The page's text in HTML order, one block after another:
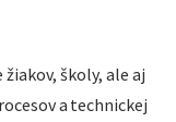
školy, ale aj
a technickej